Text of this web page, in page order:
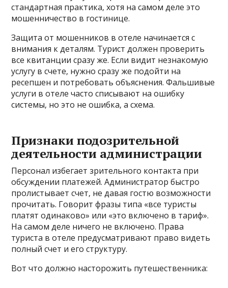
стандартная практика‚ хотя на самом деле это
мошенничество в гостинице.
Защита от мошенников в отеле начинается с
внимания к деталям. Турист должен проверить
все квитанции сразу же. Если видит незнакомую
услугу в счете‚ нужно сразу же подойти на
ресепшен и потребовать объяснения. Фальшивые
услуги в отеле часто списывают на ошибку
системы‚ но это не ошибка‚ а схема.
Признаки подозрительной
деятельности администрации
Персонал избегает зрительного контакта при
обсуждении платежей. Администратор быстро
пролистывает счет‚ не давая гостю возможности
прочитать. Говорит фразы типа «все туристы
платят одинаково» или «это включено в тариф».
На самом деле ничего не включено. Права
туриста в отеле предусматривают право видеть
полный счет и его структуру.
Вот что должно насторожить путешественника: